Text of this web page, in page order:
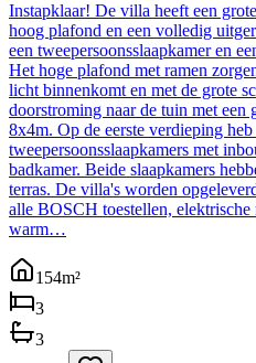
Instapklaar! De villa heeft een
hoog plafond en een volledig
een tweepersoonsslaapkamer en
Het hoge plafond met ramen
licht binnenkomt en met de grote
doorstroming naar de tuin met een
8x4m. Op de eerste verdieping
tweepersoonsslaapkamers met
badkamer. Beide slaapkamers
terras. De villa's worden
alle BOSCH toestellen,
warm…
154m²
3
3